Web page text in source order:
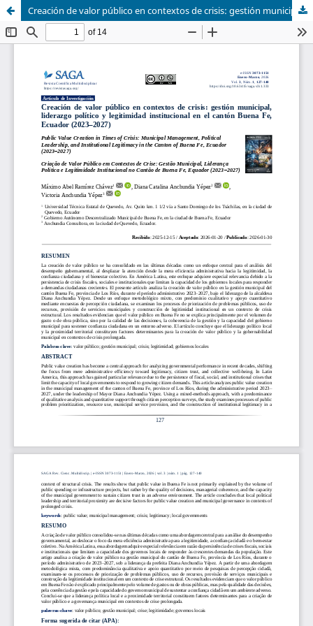
Creación de valor público en contextos de crisis: gestión municipal, liderazgo político y legitimidad institucional en el cantón Buena Fe, Ecuador (2023–2027)